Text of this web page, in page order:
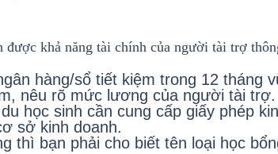
được khả năng tài chính của người tài trợ
hàng/sổ tiết kiệm trong 12 tháng
nêu rõ mức lương của người tài
học sinh cần cung cấp giấy phép
sở kinh doanh.
thì bạn phải cho biết tên loại học